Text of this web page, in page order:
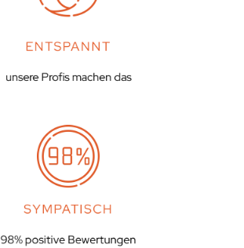
ENTSPANNT
unsere Profis machen das
SYMPATISCH
98% positive Bewertungen